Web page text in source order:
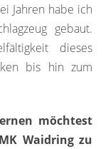
Jahren habe ich
gebaut.
dieses
bis hin zum
möchtest
Waidring zu